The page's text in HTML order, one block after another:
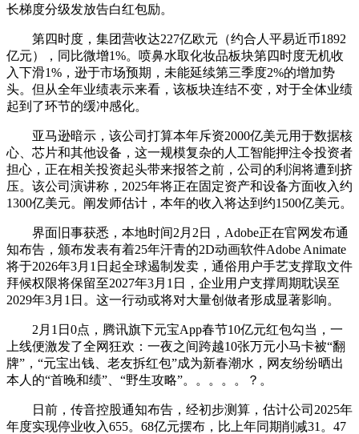
长梯度分级发放告白红包励。
第四时度，集团营收达227亿欧元（约合人平易近币1892
亿元），同比微增1%。喷鼻水取化妆品板块第四时度无机收
入下滑1%，逊于市场预期，未能延续第三季度2%的增加势
头。但从全年业绩表示来看，该板块连结不变，对于全体业绩
起到了环节的缓冲感化。
亚马逊暗示，该公司打算本年斥资2000亿美元用于数据核
心、芯片和其他设备，这一规模复杂的人工智能押注令投资者
担心，正在相关投资起头带来报答之前，公司的利润将遭到挤
压。该公司演讲称，2025年将正在固定资产和设备方面收入约
1300亿美元。阐发师估计，本年的收入将达到约1500亿美元。
界面旧事获悉，本地时间2月2日，Adobe正在官网发布通
知布告，颁布发表有着25年汗青的2D动画软件Adobe Animate
将于2026年3月1日起全球遏制发卖，通俗用户手艺支撑取文件
拜候权限将保留至2027年3月1日，企业用户支撑周期耽误至
2029年3月1日。这一行动或将对大量创做者形成显著影响。
2月1日0点，腾讯旗下元宝App春节10亿元红包勾当，一
上线便激发了全网狂欢：一夜之间跨越10张万元小马卡被“翻
牌”，“元宝出钱、老友拆红包”成为新春潮水，网友纷纷晒出
本人的“首晚和绩”、“野生攻略”。。。。。？。
日前，传音控股通知布告，经初步测算，估计公司2025年
年度实现停业收入655。68亿元摆布，比上年同期削减31。47